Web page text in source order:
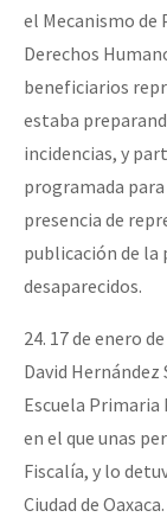
el Mecanismo de
Derechos
beneficiarios
estaba
incidencias, y
programada
presencia de
publicación de la
desaparecidos.
24. 17 de enero
David
Escuela
en el que unas
Fiscalía, y lo
Ciudad de